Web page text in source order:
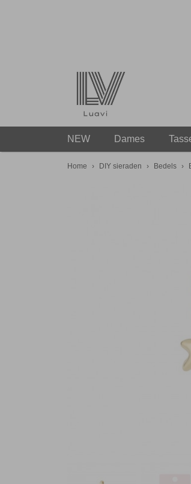
NEW Dames
Home › DIY sieraden › Bedels ›